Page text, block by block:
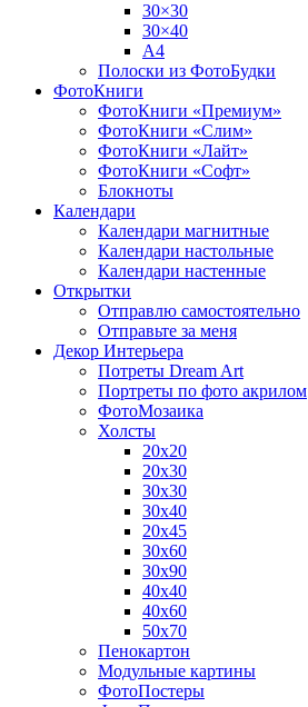
30×30
30×40
A4
Полоски из ФотоБудки
ФотоКниги
ФотоКниги «Премиум»
ФотоКниги «Слим»
ФотоКниги «Лайт»
ФотоКниги «Софт»
Блокноты
Календари
Календари магнитные
Календари настольные
Календари настенные
Открытки
Отправлю самостоятельно
Отправьте за меня
Декор Интерьера
Потреты Dream Art
Портреты по фото акрилом
ФотоМозаика
Холсты
20х20
20х30
30х30
30х40
20х45
30х60
30х90
40х40
40х60
50х70
Пенокартон
Модульные картины
ФотоПостеры